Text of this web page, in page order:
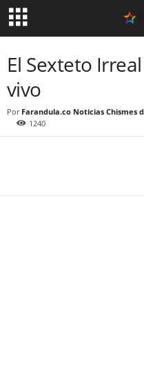
El Sexteto
vivo
Por Farandula.co Noticias Chismes
1240